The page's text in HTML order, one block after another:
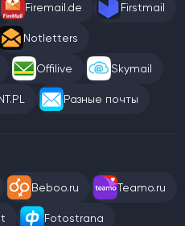
Firemail.de Firstmail
Notletters
Offilive Skymail
Разные почты
Beboo.ru Teamo.ru
Fotostrana